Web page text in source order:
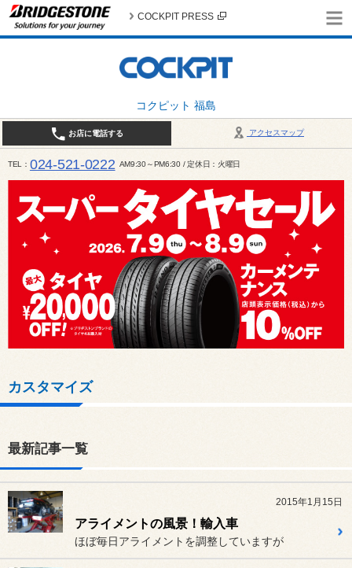
コクピット 福島
COCKPIT PRESS
アクセスマップ
お店に電話する
TEL 024-521-0222 AM9:30～PM6:30 / 定休日：火曜日
カスタマイズ
最新記事一覧
2015年1月15日
アライメントの風景！輸入車
ほぼ毎日アライメントを調整していますが